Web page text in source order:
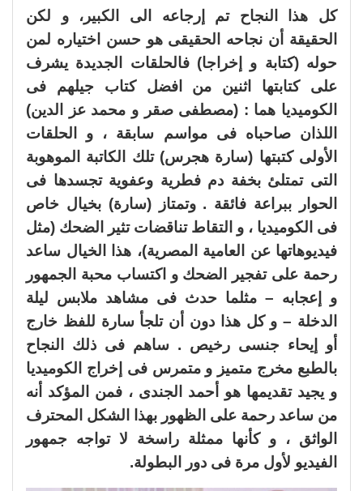
كل هذا النجاح تم إرجاعه الى الكبير، و لكن
الحقيقة أن نجاحه الحقيقى هو حسن اختياره لمن
حوله (كتابة و إخراجا) فالحلقات الجديدة يشرف
على كتابتها اثنين من افضل كتاب جيلهم فى
الكوميديا هما : (مصطفى صقر و محمد عز الدين)
اللذان صاحباه فى مواسم سابقة ، و الحلقات
الأولى كتبتها (سارة هجرس) تلك الكاتبة الموهوبة
التى تمتلئ بخفة دم فطرية وعفوية تجسدها فى
الحوار ببراعة فائقة . وتمتاز (سارة) بخيال خاص
فى الكوميديا ، و التقاط تناقضات تثير الضحك (مثل
فيديوهاتها عن العامية المصرية)، هذا الخيال ساعد
رحمة على تفجير الضحك و اكتساب محبة الجمهور
و إعجابه – مثلما حدث فى مشاهد ملابس ليلة
الدخلة – و كل هذا دون أن تلجأ سارة للفظ خارج
أو إيحاء جنسى رخيص . ساهم فى ذلك النجاح
بالطبع مخرج متميز و متمرس فى إخراج الكوميديا
و يجيد تقديمها هو أحمد الجندى ، فمن المؤكد أنه
من ساعد رحمة على الظهور بهذا الشكل المحترف
الواثق ، و كأنها ممثلة راسخة لا تواجه جمهور
الفيديو لأول مرة فى دور البطولة.